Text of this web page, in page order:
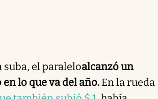
suba, el paraleloalcanzó un
lo que va del año. En la rueda